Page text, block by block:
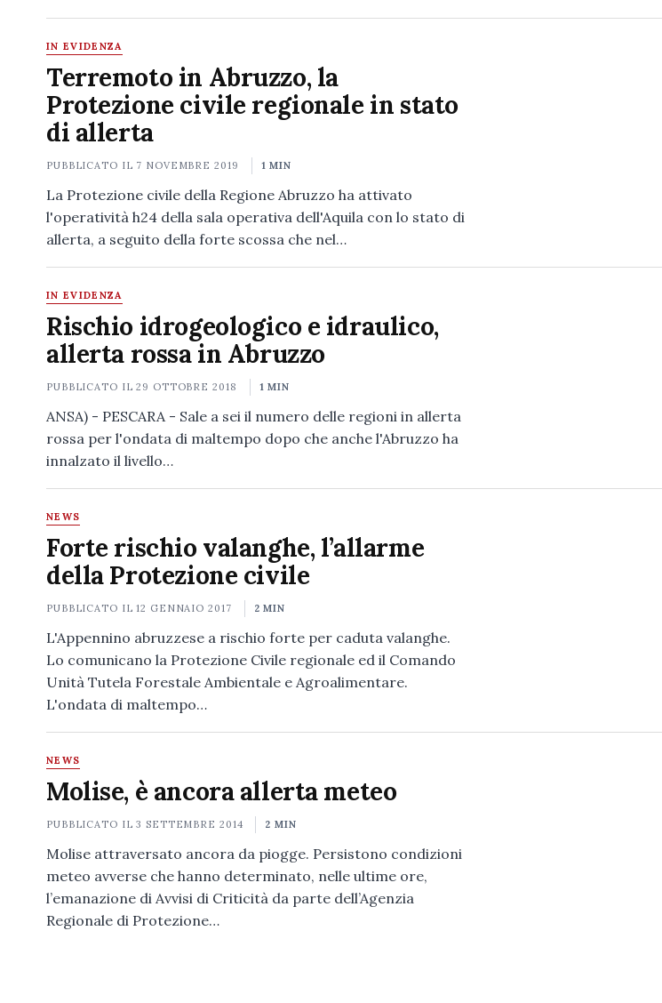
IN EVIDENZA
Terremoto in Abruzzo, la
Protezione civile regionale in stato
di allerta
PUBBLICATO IL 7 NOVEMBRE 2019 1 MIN
La Protezione civile della Regione Abruzzo ha attivato
l'operatività h24 della sala operativa dell'Aquila con lo stato di
allerta, a seguito della forte scossa che nel…
IN EVIDENZA
Rischio idrogeologico e idraulico,
allerta rossa in Abruzzo
PUBBLICATO IL29 OTTOBRE 2018 1 MIN
ANSA) - PESCARA - Sale a sei il numero delle regioni in allerta
rossa per l'ondata di maltempo dopo che anche l'Abruzzo ha
innalzato il livello…
NEWS
Forte rischio valanghe, l’allarme
della Protezione civile
PUBBLICATO IL12 GENNAIO 2017 2 MIN
L'Appennino abruzzese a rischio forte per caduta valanghe.
Lo comunicano la Protezione Civile regionale ed il Comando
Unità Tutela Forestale Ambientale e Agroalimentare.
L'ondata di maltempo…
NEWS
Molise, è ancora allerta meteo
PUBBLICATO IL3 SETTEMBRE 2014 2 MIN
Molise attraversato ancora da piogge. Persistono condizioni
meteo avverse che hanno determinato, nelle ultime ore,
l’emanazione di Avvisi di Criticità da parte dell’Agenzia
Regionale di Protezione…